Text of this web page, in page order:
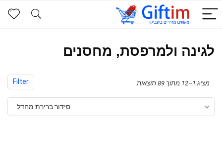
לגינה ולמרפסת, מחסנים
Filter מציג 1–12 מתוך 89 תוצאות
סידור ברירת מחדל